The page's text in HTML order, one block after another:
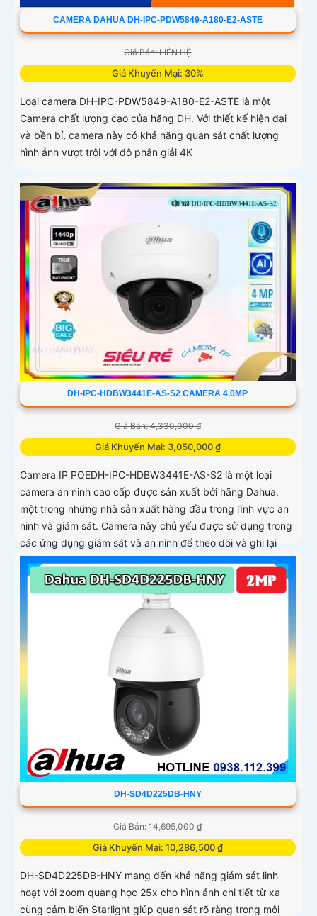
CAMERA DAHUA DH-IPC-PDW5849-A180-E2-ASTE
Giá Bán: LIÊN HỆ
Giá Khuyến Mại: 30%
Loại camera DH-IPC-PDW5849-A180-E2-ASTE là một
Camera chất lượng cao của hãng DH. Với thiết kế hiện đại
và bền bỉ, camera này có khả năng quan sát chất lượng
hình ảnh vượt trội với độ phân giải 4K
DH-IPC-HDBW3441E-AS-S2 CAMERA 4.0MP
Giá Bán: 4,330,000 ₫
Giá Khuyến Mại: 3,050,000 ₫
Camera IP POEDH-IPC-HDBW3441E-AS-S2 là một loại
camera an ninh cao cấp được sản xuất bởi hãng Dahua,
một trong những nhà sản xuất hàng đầu trong lĩnh vực an
ninh và giám sát. Camera này chủ yếu được sử dụng trong
các ứng dụng giám sát và an ninh để theo dõi và ghi lại
hình ảnh chất lượng cao
DH-SD4D225DB-HNY
Giá Bán: 14,695,000 ₫
Giá Khuyến Mại: 10,286,500 ₫
DH-SD4D225DB-HNY mang đến khả năng giám sát linh
hoạt với zoom quang học 25x cho hình ảnh chi tiết từ xa
cùng cảm biến Starlight giúp quan sát rõ ràng trong môi